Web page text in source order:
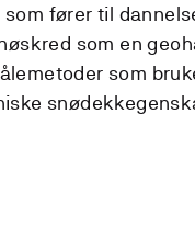
fører til
som en
som